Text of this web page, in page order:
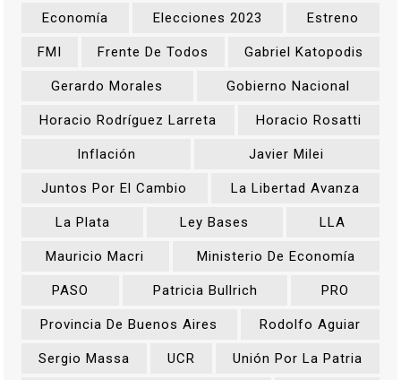
Economía Elecciones 2023 Estreno
FMI Frente De Todos Gabriel Katopodis
Gerardo Morales Gobierno Nacional
Horacio Rodríguez Larreta Horacio Rosatti
Inflación Javier Milei
Juntos Por El Cambio La Libertad Avanza
La Plata Ley Bases LLA
Mauricio Macri Ministerio De Economía
PASO Patricia Bullrich PRO
Provincia De Buenos Aires Rodolfo Aguiar
Sergio Massa UCR Unión Por La Patria